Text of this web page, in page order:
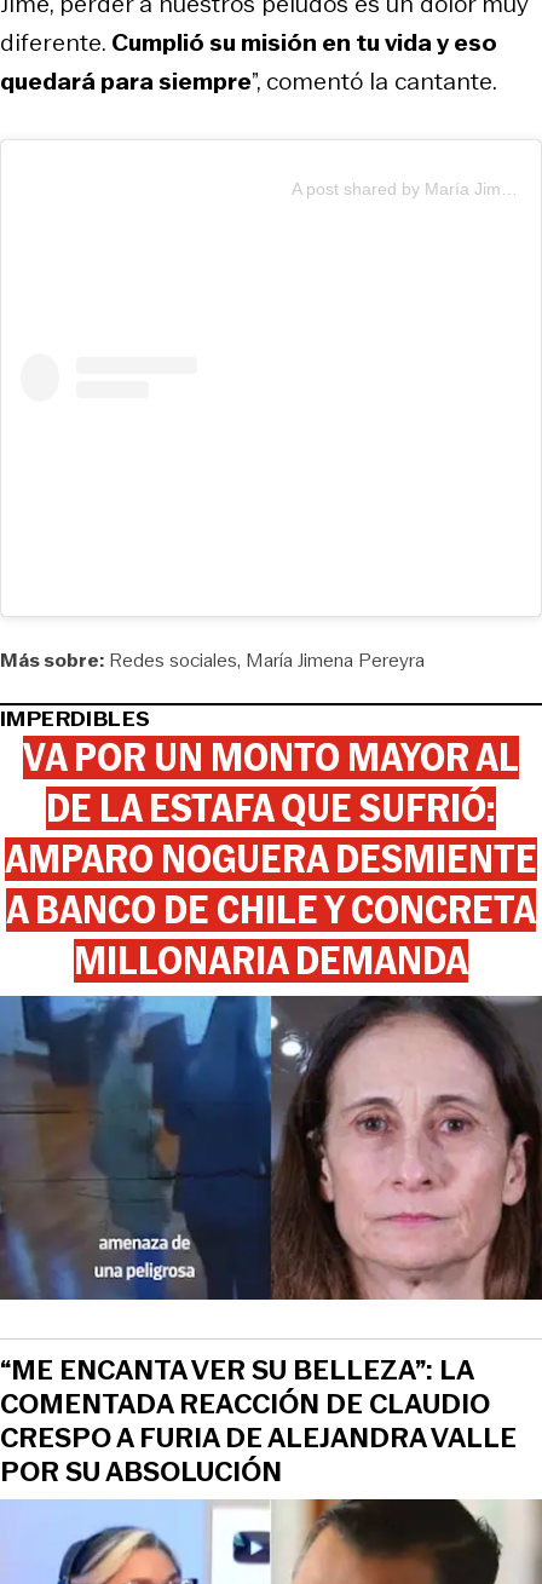
diferente. Cumplió su misión en tu vida y eso
quedará para siempre”, comentó la cantante.
View this post on Instagram
Más sobre: Redes sociales María Jimena Pereyra
IMPERDIBLES
VA POR UN MONTO MAYOR AL
DE LA ESTAFA QUE SUFRIÓ:
AMPARO NOGUERA DESMIENTE
A BANCO DE CHILE Y CONCRETA
MILLONARIA DEMANDA
“ME ENCANTA VER SU BELLEZA”: LA
COMENTADA REACCIÓN DE CLAUDIO
CRESPO A FURIA DE ALEJANDRA VALLE
POR SU ABSOLUCIÓN